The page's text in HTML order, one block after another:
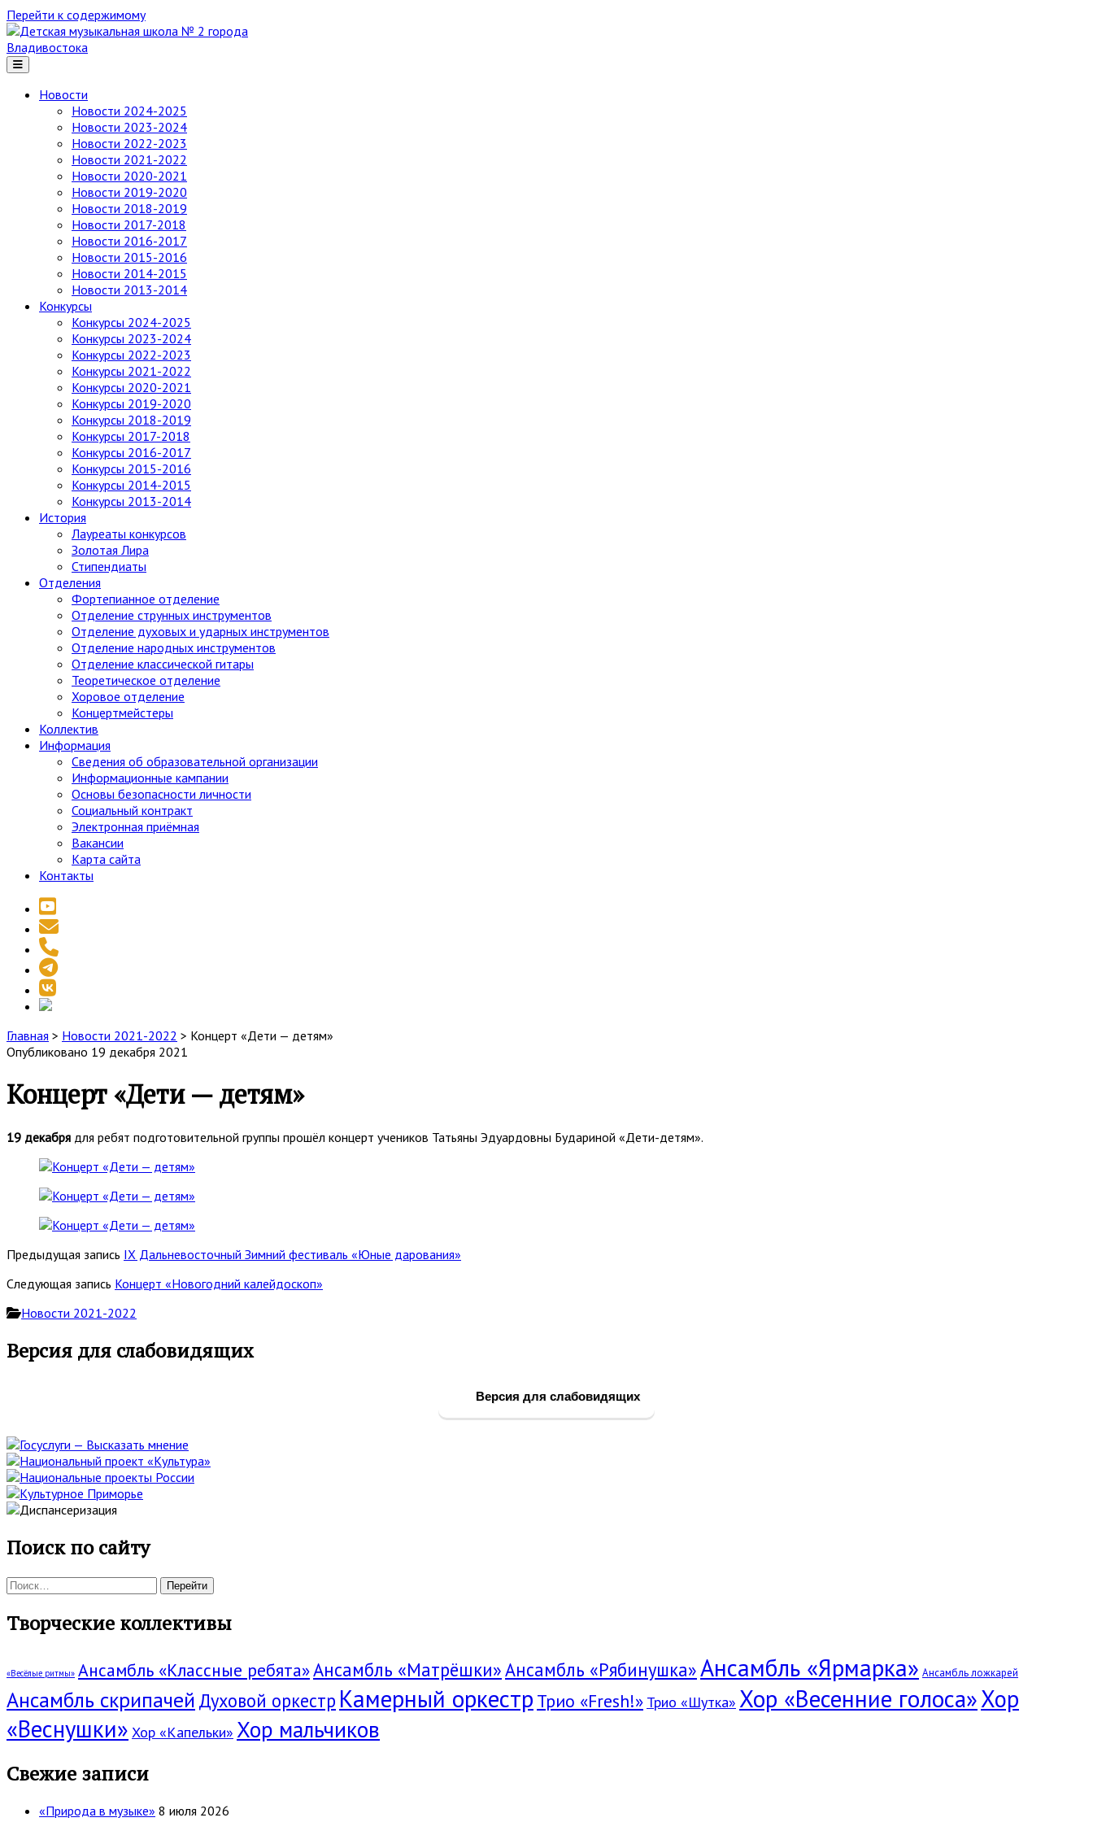
Перейти к содержимому
Детская
музыкальная
школа
города
Владивостока
Новости
Новости 2024-2025
Новости 2023-2024
Новости 2022-2023
Новости 2021-2022
Новости 2020-2021
Новости 2019-2020
Новости 2018-2019
Новости 2017-2018
Новости 2016-2017
Новости 2015-2016
Новости 2014-2015
Новости 2013-2014
Конкурсы
Конкурсы 2024-2025
Конкурсы 2023-2024
Конкурсы 2022-2023
Конкурсы 2021-2022
Конкурсы 2020-2021
Конкурсы 2019-2020
Конкурсы 2018-2019
Конкурсы 2017-2018
Конкурсы 2016-2017
Конкурсы 2015-2016
Конкурсы 2014-2015
Конкурсы 2013-2014
История
Лауреаты конкурсов
Золотая Лира
Стипендиаты
Отделения
Фортепианное отделение
Отделение струнных инструментов
Отделение духовых и ударных инструментов
Отделение народных инструментов
Отделение классической гитары
Теоретическое отделение
Хоровое отделение
Концертмейстеры
Коллектив
Информация
Сведения об образовательной организации
Информационные кампании
Основы безопасности личности
Социальный контракт
Электронная приёмная
Вакансии
Карта сайта
Контакты
youtube
email
telegram
vk
social_icon_custom_1
Главная > Новости 2021-2022 > Концерт «Дети — детям»
Опубликовано 19 декабря 2021
Концерт «Дети — детям»
19 декабря для ребят подготовительной группы прошёл концерт учеников Татьяны Эдуардовны Будариной «Дети-детям».
Предыдущая запись IX Дальневосточный Зимний фестиваль «Юные дарования»
Следующая запись Концерт «Новогодний калейдоскоп»
Новости 2021-2022
Основная
Версия для слабовидящих
Версия для слабовидящих
Поиск по сайту
Поиск:
Творческие коллективы
«Весёлые ритмы» Ансамбль «Классные ребята»Ансамбль «Матрёшки»Ансамбль «Рябинушка»Ансамбль «Ярмарка» Ансамбль ложкарей
Ансамбль скрипачей Духовой оркестр Камерный оркестр Трио «Fresh!» Трио «Шутка» Хор «Весенние голоса»Хор
«Веснушки» Хор «Капельки» Хор мальчиков
Свежие записи
«Природа в музыке» 8 июля 2026